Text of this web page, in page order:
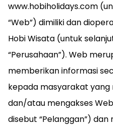
www.hobiholidays.com
“Web”) dimiliki dan
Hobi Wisata (untuk
“Perusahaan”). Web
memberikan informasi
kepada masyarakat yang
dan/atau mengakses
disebut “Pelanggan”)